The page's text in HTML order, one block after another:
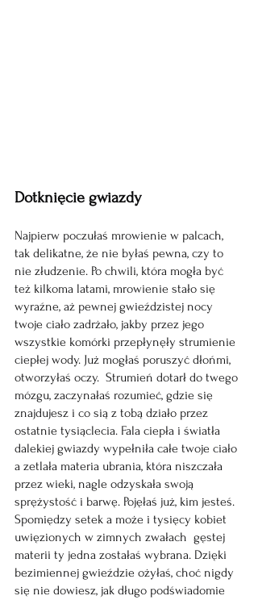
Dotknięcie gwiazdy
Najpierw poczułaś mrowienie w palcach,
tak delikatne, że nie byłaś pewna, czy to
nie złudzenie. Po chwili, która mogła być
też kilkoma latami, mrowienie stało się
wyraźne, aż pewnej gwieździstej nocy
twoje ciało zadrżało, jakby przez jego
wszystkie komórki przepłynęły strumienie
ciepłej wody. Już mogłaś poruszyć dłońmi,
otworzyłaś oczy.  Strumień dotarł do twego
mózgu, zaczynałaś rozumieć, gdzie się
znajdujesz i co sią z tobą działo przez
ostatnie tysiąclecia. Fala ciepła i światła
dalekiej gwiazdy wypełniła całe twoje ciało
a zetlała materia ubrania, która niszczała
przez wieki, nagle odzyskała swoją
sprężystość i barwę. Pojęłaś już, kim jesteś.
Spomiędzy setek a może i tysięcy kobiet
uwięzionych w zimnych zwałach  gęstej
materii ty jedna zostałaś wybrana. Dzięki
bezimiennej gwieździe ożyłaś, choć nigdy
się nie dowiesz, jak długo podświadomie